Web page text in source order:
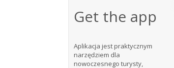
Get the app
Aplikacja jest praktycznym
narzędziem dla
nowoczesnego turysty,